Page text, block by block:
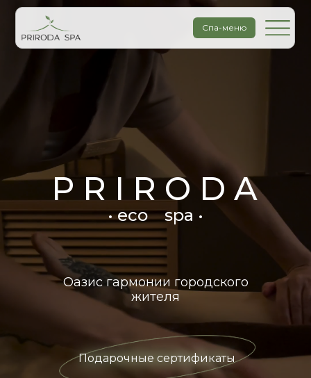
Спа-меню
• eco spa •
Подарочные сертификаты
P R I R O D A
Оазис гармонии городского
жителя